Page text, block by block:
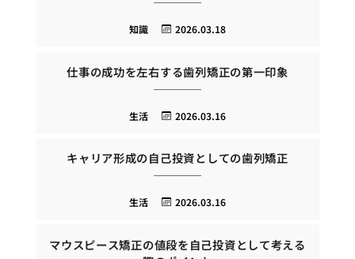
2026.03.18
知識
仕事の成功を左右する歯列矯正の第一印象
2026.03.16
生活
キャリア形成の自己投資としての歯列矯正
2026.03.16
生活
マウスピース矯正の値段を自己投資として考える